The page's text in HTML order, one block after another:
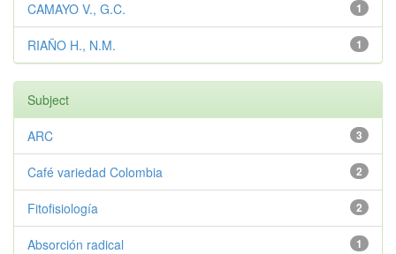
1
CAMAYO V., G.C.
1
RIAÑO H., N.M.
Subject
3
ARC
2
Café variedad Colombia
2
Fitofisiología
1
Absorción radical